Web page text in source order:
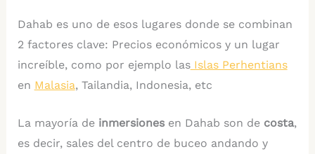
Dahab es uno de esos lugares donde se combinan
2 factores clave: Precios económicos y un lugar
increíble, como por ejemplo lasIslas Perhentians
en Malasia, Tailandia, Indonesia, etc
La mayoría de inmersionesen Dahab son de costa,
es decir, sales del centro de buceo andando y